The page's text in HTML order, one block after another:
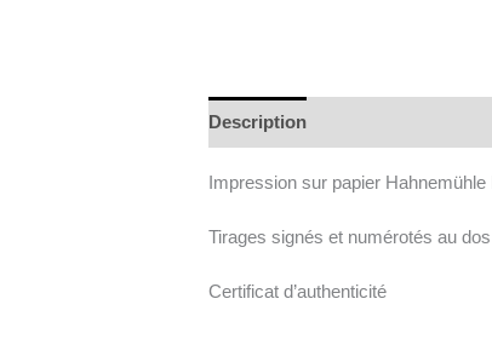
Description
Impression sur papier Hahnemühle
Tirages signés et numérotés au
Certificat d’authenticité